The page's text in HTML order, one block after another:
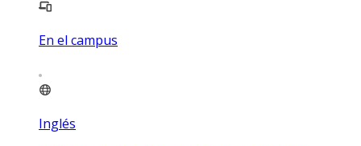
En el campus
Inglés